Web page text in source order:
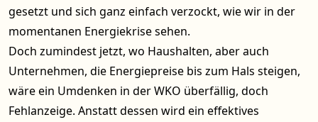
gesetzt und sich ganz einfach verzockt, wie wir in der
momentanen Energiekrise sehen.
Doch zumindest jetzt, wo Haushalten, aber auch
Unternehmen, die Energiepreise bis zum Hals steigen,
wäre ein Umdenken in der WKO überfällig, doch
Fehlanzeige. Anstatt dessen wird ein effektives